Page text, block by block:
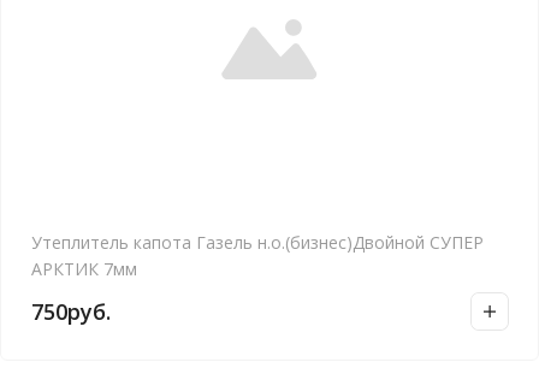
Утеплитель капота Газель н.о.(бизнес)Двойной СУПЕР
АРКТИК 7мм
750руб.